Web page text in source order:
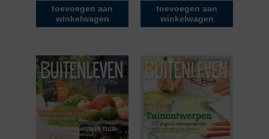
toevoegen aan
winkelwagen
toevoegen aan
winkelwagen